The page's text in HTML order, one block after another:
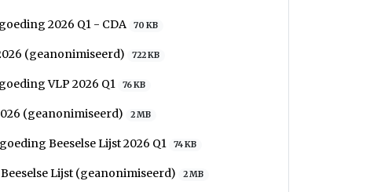
2026 Q1 - CDA
70 KB
(geanonimiseerd) 722 KB
VLP 2026 Q1 76 KB
(geanonimiseerd) 2 MB
Beeselse Lijst 2026 Q1 74 KB
Lijst (geanonimiseerd) 2 MB